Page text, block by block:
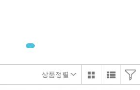
상품정렬